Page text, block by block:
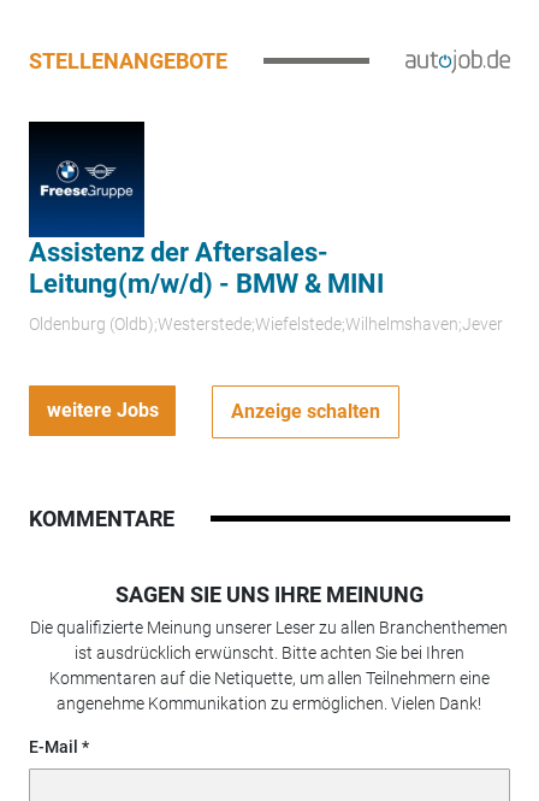
STELLENANGEBOTE
Assistenz der Aftersales-
Leitung(m/w/d) - BMW & MINI
Oldenburg (Oldb);Westerstede;Wiefelstede;Wilhelmshaven;Jever
weitere Jobs Anzeige schalten
KOMMENTARE
SAGEN SIE UNS IHRE MEINUNG
Die qualifizierte Meinung unserer Leser zu allen Branchenthemen
ist ausdrücklich erwünscht. Bitte achten Sie bei Ihren
Kommentaren auf die Netiquette, um allen Teilnehmern eine
angenehme Kommunikation zu ermöglichen. Vielen Dank!
E-Mail